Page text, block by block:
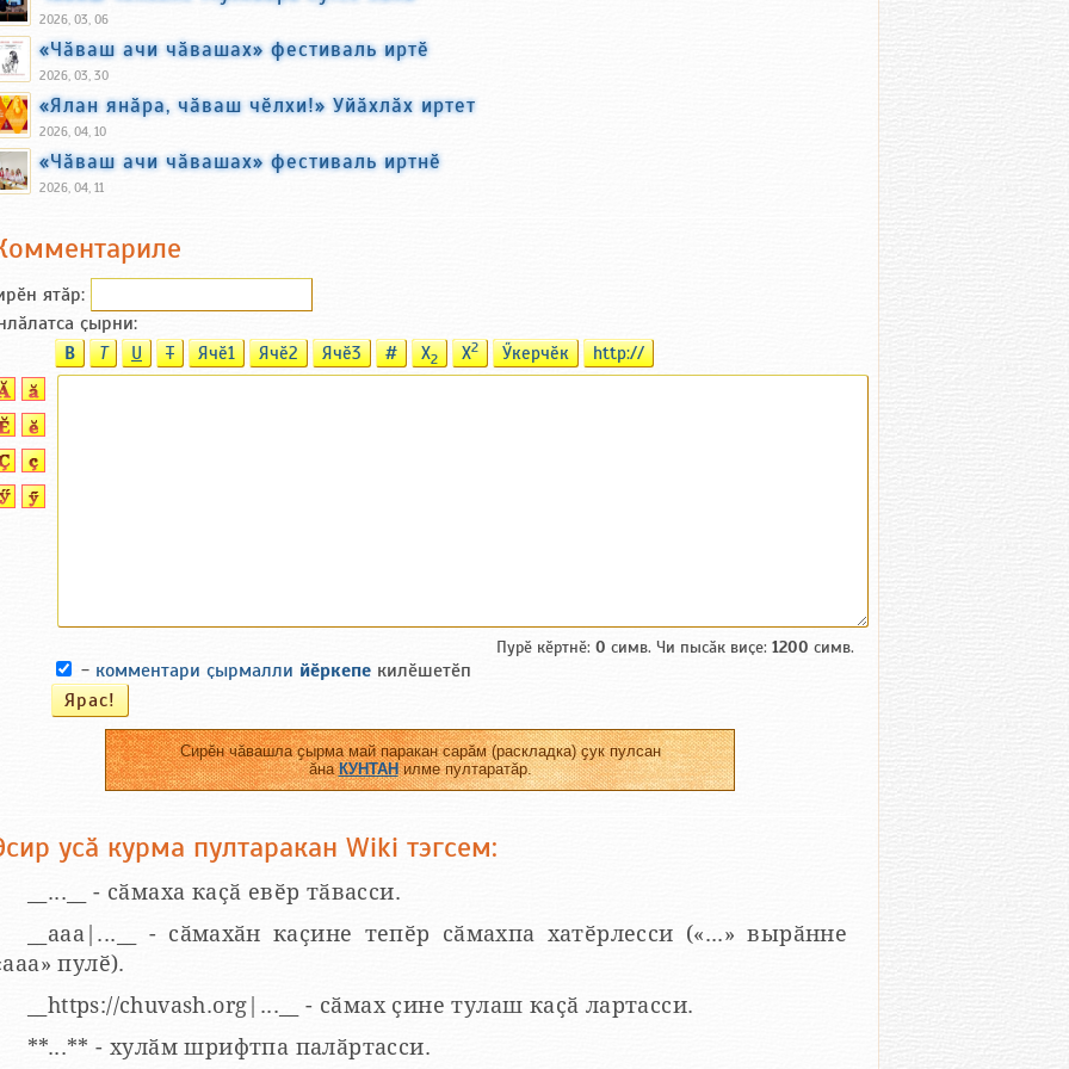
2026, 03, 06
«Чӑваш ачи чӑвашах» фестиваль иртӗ
2026, 03, 30
«Ялан янӑра, чӑваш чӗлхи!» Уйӑхлӑх иртет
2026, 04, 10
«Чӑваш ачи чӑвашах» фестиваль иртнӗ
2026, 04, 11
ятӑp:
ҫырни:
B T U T Ячӗ1 Ячӗ2 Ячӗ3 # X2 X2 Ӳкерчӗк http://
Пурӗ кӗртнӗ: 0 симв. Чи пысӑк виҫе: 1200 симв.
- комментари ҫырмалли йӗркепе килӗшетӗп
Сирӗн чӑвашла ҫырма май паракан сарӑм (раскладка) ҫук пулсан
ӑнаКУНТАНилме пултаратӑр.
усӑ курма пултаракан Wiki тэгсем:
__...__ - сӑмаха каҫӑ евӗр тӑвасси.
__aaa|...__ - сӑмахӑн каҫине тепӗр сӑмахпа хатӗрлесси («...» вырӑнне
пулӗ).
__https://chuvash.org|...__ - сӑмах ҫине тулаш каҫӑ лартасси.
**...** - хулӑм шрифтпа палӑртасси.